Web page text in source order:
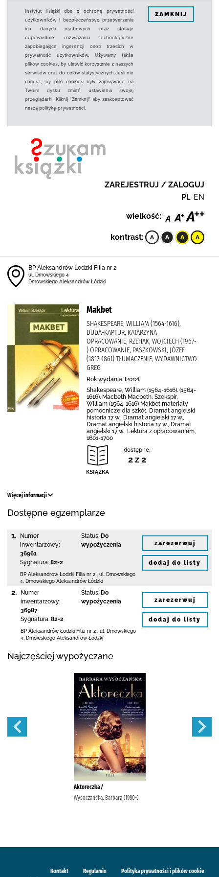
Instytut Książki dba o ochronę prywatności
użytkowników i bezpieczeństwo przetwarzania
ich danych osobowych oraz stosuje
odpowiednie rozwiązania technologiczne
zapobiegające ingerencji osób trzecich w
prywatność użytkowników. Używamy także
plików cookies, by ułatwić korzystanie z naszych
serwisów oraz do celów statystycznych.Jeśli nie
chcesz, by pliki cookies były zapisywane na
Twoim dysku zmień ustawienia swojej
przeglądarki. Kliknij "Zamknij" aby zaakceptować
naszą politykę prywatności.
ZAMKNIJ
ZAREJESTRUJ / ZALOGUJ
PL EN
wielkość:
kontrast:
BP Aleksandrów Łodzki Filia nr 2
ul. Dmowskiego 4
Dmowskiego Aleksandrów Łódzki
Makbet
SHAKESPEARE, WILLIAM (1564-1616),
DUDA-KAPTUR, KATARZYNA
OPRACOWANIE, RZEHAK, WOJCIECH (1967-
) OPRACOWANIE, PASZKOWSKI, JÓZEF
(1817-1861) TŁUMACZENIE, WYDAWNICTWO
GREG
Rok wydania: [2012].
Shakespeare, William (1564-1616). (1564-
1616). Macbeth Macbeth, Szekspir,
William (1564-1616) Makbet materiały
pomocnicze dla szkół, Dramat angielski
historia 17 w., Dramat angielski 17 w.,
Dramat angielski historia 17 w., Dramat
angielski 17 w., Lektura z opracowaniem,
1601-1700
dostępne:
2 z 2
Więcej informacji
Dostępne egzemplarze
1.
Numer
inwentarzowy:
36961
Sygnatura: 82-2
Status: Do
wypożyczenia
BP Aleksandrów Łodzki Filia nr 2
ul. Dmowskiego
4 Dmowskiego Aleksandrów Łódzki
zarezerwuj
dodaj do listy
2.
Numer
inwentarzowy:
36987
Sygnatura: 82-2
Status: Do
wypożyczenia
BP Aleksandrów Łodzki Filia nr 2
ul. Dmowskiego
4 Dmowskiego Aleksandrów Łódzki
zarezerwuj
dodaj do listy
Najczęściej wypożyczane
Aktoreczka /
Wysoczańska, Barbara (1980-)
Kontakt Regulamin
Polityka prywatności i plików cookie